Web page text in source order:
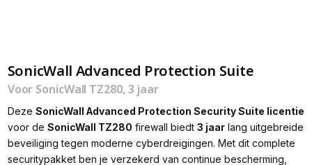
SonicWall Advanced Protection Suite
Voor SonicWall TZ280, 3 jaar
Deze SonicWall Advanced Protection Security Suite licentie
voor de SonicWall TZ280 firewall biedt 3 jaarlang uitgebreide
beveiliging tegen moderne cyberdreigingen. Met dit complete
securitypakket ben je verzekerd van continue bescherming,